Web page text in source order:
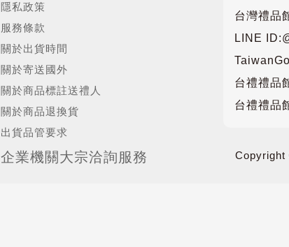
隱私政策
服務條款
關於出貨時間
關於寄送國外
關於商品標註送禮人
關於商品退換貨
出貨品管要求
企業機關大宗洽詢服務
台灣禮品
LINE
台禮禮品
台禮禮品
Copyright